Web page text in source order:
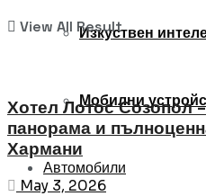
Изкуствен
Мобилни
Автомобили
View All Result
Хотел Лотос Созопол
панорама и
Хармани
May 3, 2026